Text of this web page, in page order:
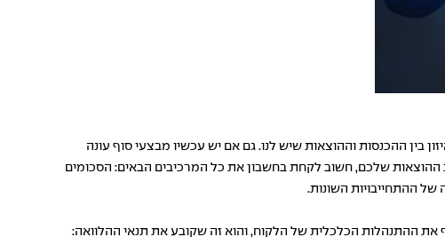
בין ההכנסות וההוצאות שיש לנו. גם אם יש עכשיו מבצעי סוף עונה
שלכם, חשוב לקחת בחשבון את כל המרכיבים הבאים: הסכומים
של ההתחייבויות השונות.
את ההתנהלות הכלכלית של הלקוח, והוא זה שקובע את תנאי ההלוואה: